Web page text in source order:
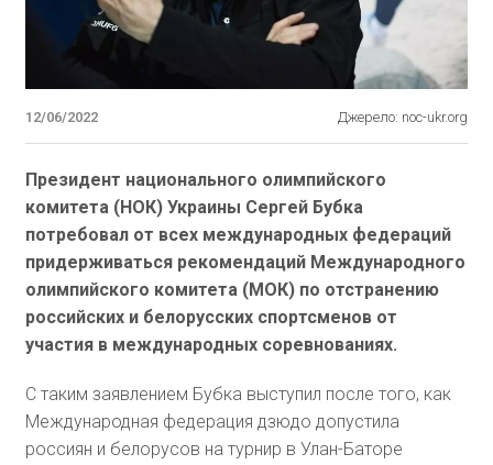
12/06/2022 Джерело: noc-ukr.org
Президент национального олимпийского
комитета (НОК) Украины Сергей Бубка
потребовал от всех международных федераций
придерживаться рекомендаций Международного
олимпийского комитета (МОК) по отстранению
российских и белорусских спортсменов от
участия в международных соревнованиях.
С таким заявлением Бубка выступил после того, как
Международная федерация дзюдо допустила
россиян и белорусов на турнир в Улан-Баторе